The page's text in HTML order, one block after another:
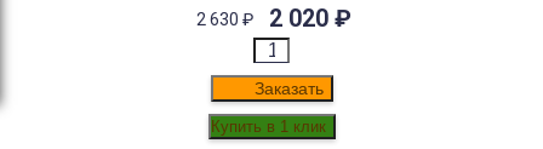
2 630 ₽ 2 020 ₽
Заказать